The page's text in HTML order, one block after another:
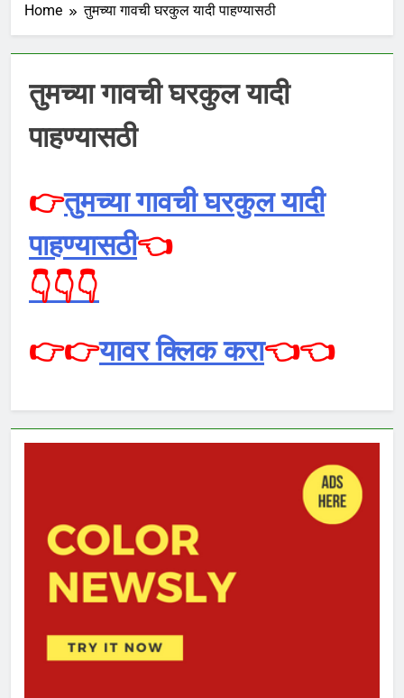
Home तुमच्या गावची घरकुल यादी पाहण्यासठी
तुमच्या गावची घरकुल यादी
पाहण्यासठी
👉तुमच्या गावची घरकुल यादी
पाहण्यासठी👈
👇👇👇
👉👉यावर क्लिक करा👈👈